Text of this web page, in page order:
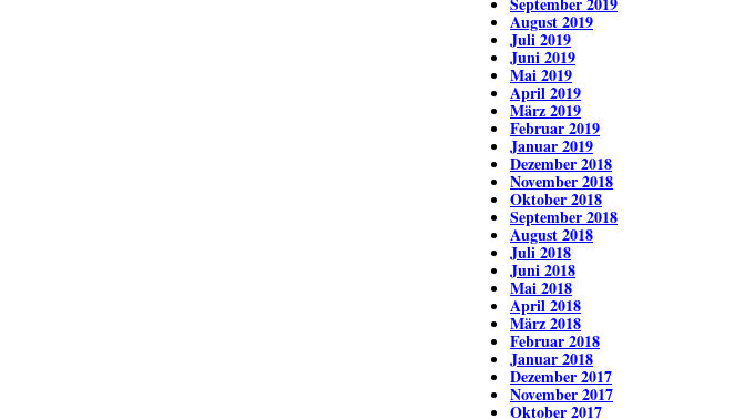
August 2019
Juli 2019
Juni 2019
Mai 2019
April 2019
März 2019
Februar 2019
Januar 2019
Dezember 2018
November 2018
Oktober 2018
September 2018
August 2018
Juli 2018
Juni 2018
Mai 2018
April 2018
März 2018
Februar 2018
Januar 2018
Dezember 2017
November 2017
Oktober 2017